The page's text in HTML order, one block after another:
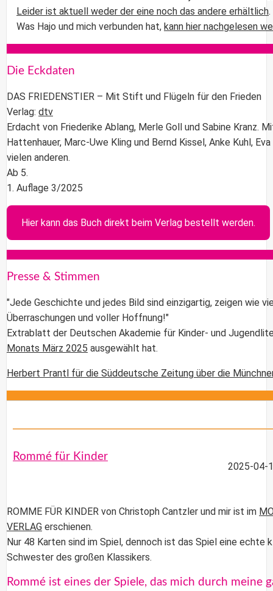
Leider ist aktuell weder der eine noch das andere erhältlich.
Was Hajo und mich verbunden hat, kann hier nachgelesen
Die Eckdaten
DAS FRIEDENSTIER – Mit Stift und Flügeln für den Frieden
Verlag: dtv
Erdacht von Friederike Ablang, Merle Goll und Sabine Kranz.
Hattenhauer, Marc-Uwe Kling und Bernd Kissel, Anke Kuhl,
vielen anderen.
Ab 5.
1. Auflage 3/2025
Hier kann das Buch direkt beim Verlag bestellt werden.
Presse & Stimmen
"Jede Geschichte und jedes Bild sind einzigartig, zeigen wie
Überraschungen und voller Hoffnung!"
Extrablatt der Deutschen Akademie für Kinder- und
Monats März 2025 ausgewählt hat.
Herbert Prantl für die Süddeutsche Zeitung über die
2025-04-
Rommé für Kinder
ROMME FÜR KINDER von Christoph Cantzler und mir ist im
VERLAG erschienen.
Nur 48 Karten sind im Spiel, dennoch ist das Spiel eine echte
Schwester des großen Klassikers.
Rommé ist eines der Spiele, das mich durch meine